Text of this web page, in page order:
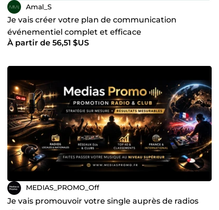
Amal_S
Je vais créer votre plan de communication
événementiel complet et efficace
À partir de 56,51 $US
MEDIAS_PROMO_Off
Je vais promouvoir votre single auprès de radios